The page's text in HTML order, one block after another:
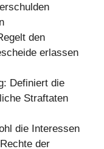
den
erlassen
Definiert die
Straftaten
die Interessen
der